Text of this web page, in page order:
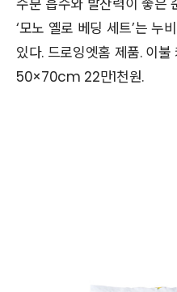
수분 흡수와 발산력이 좋은
‘모노 옐로 베딩 세트’는 누
있다. 드로잉엣홈 제품. 이
50×70cm 22만1천원.